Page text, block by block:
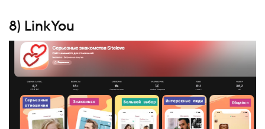
8) LinkYou